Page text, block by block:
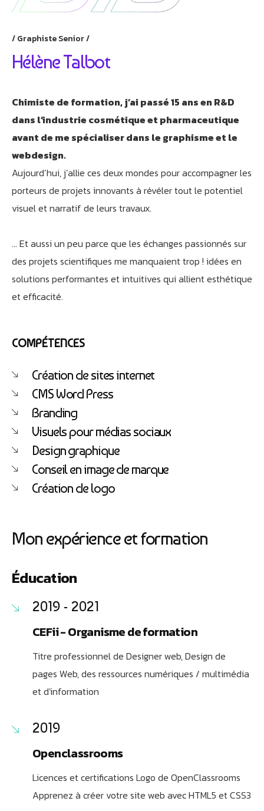
Graphiste Senior
Hélène Talbot
Chimiste de formation, j’ai passé 15 ans en R&D
dans l’industrie cosmétique et pharmaceutique
avant de me spécialiser dans le graphisme et le
webdesign.
Aujourd’hui, j’allie ces deux mondes pour accompagner les
porteurs de projets innovants à révéler tout le potentiel
visuel et narratif de leurs travaux.
… Et aussi un peu parce que les échanges passionnés sur
des projets scientifiques me manquaient trop ! idées en
solutions performantes et intuitives qui allient esthétique
et efficacité.
COMPÉTENCES
Création de sites internet
CMS Word Press
Branding
Visuels pour médias sociaux
Design graphique
Conseil en image de marque
Création de logo
Mon expérience et formation
Éducation
2019 - 2021
CEFii - Organisme de formation
Titre professionnel de Designer web, Design de
pages Web, des ressources numériques / multimédia
et d'information
2019
Openclassrooms
Licences et certifications Logo de OpenClassrooms
Apprenez à créer votre site web avec HTML5 et CSS3
Athobot
Bienvenue chez Athorus Digital
projet.
Dites-moi votre objectif ou choisissez un raccourci ci-
dessous :